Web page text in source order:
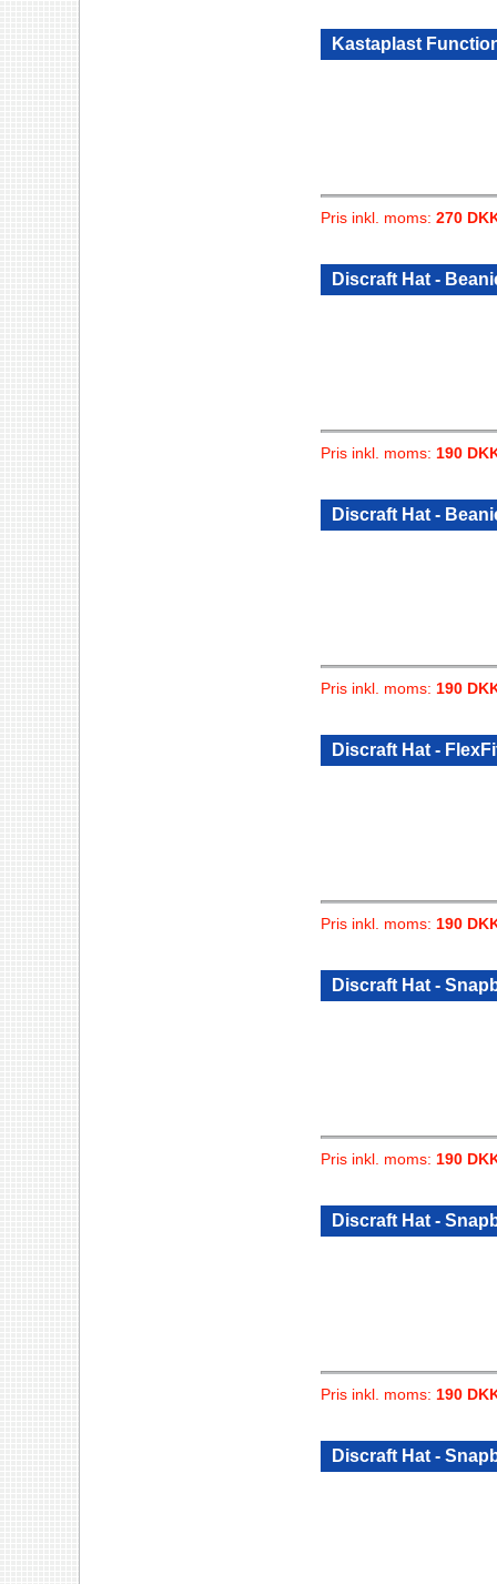
Kastaplast
Pris inkl. moms: 270
Discraft Hat -
Pris inkl. moms: 190
Discraft Hat -
Pris inkl. moms: 190
Discraft Hat -
Pris inkl. moms: 190
Discraft Hat -
Pris inkl. moms: 190
Discraft Hat -
Pris inkl. moms: 190
Discraft Hat -